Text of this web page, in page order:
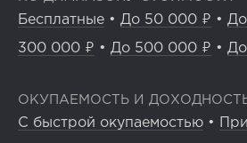
Бесплатные • До 50 000 ₽ •
300 000 ₽ • До 500 000 ₽ •
ОКУПАЕМОСТЬ И
С быстрой окупаемостью •